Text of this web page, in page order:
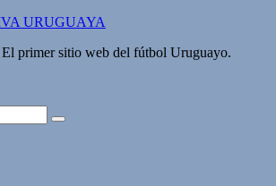
URUGUAYA
El primer sitio web del fútbol Uruguayo.